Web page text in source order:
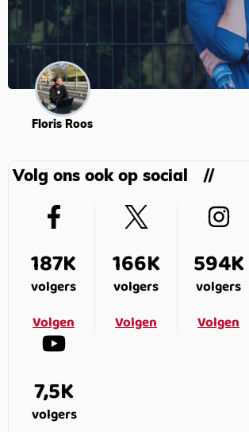
Floris Roos
Volg ons ook op social
187K
volgers
Volgen
166K
volgers
Volgen
594K
volgers
Volgen
7,5K
volgers